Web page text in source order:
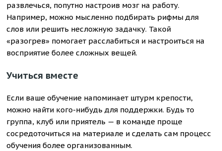
развлечься, попутно настроив мозг на работу.
Например, можно мысленно подбирать рифмы для
слов или решить несложную задачку. Такой
«разогрев» помогает расслабиться и настроиться на
восприятие более сложных вещей.
Учиться вместе
Если ваше обучение напоминает штурм крепости,
можно найти кого-нибудь для поддержки. Будь то
группа, клуб или приятель — в команде проще
сосредоточиться на материале и сделать сам процесс
обучения более организованным.